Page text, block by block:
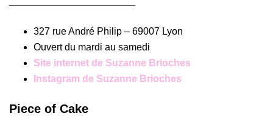
327 rue André Philip – 69007 Lyon
Ouvert du mardi au samedi
Site internet de Suzanne Brioches
Instagram de Suzanne Brioches
Piece of Cake